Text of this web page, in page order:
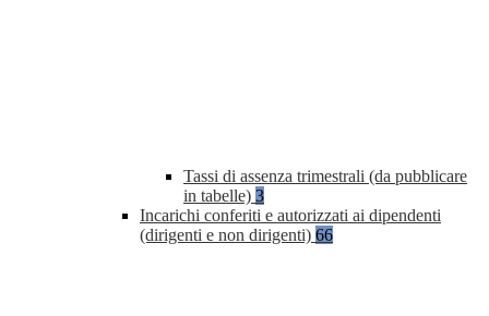
Tassi di assenza trimestrali (da pubblicare
in tabelle) 3
Incarichi conferiti e autorizzati ai dipendenti
(dirigenti e non dirigenti) 66